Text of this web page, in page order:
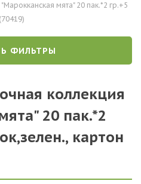
мята" 20 пак.*2 гр.+5
ФИЛЬТРЫ
коллекция
20 пак.*2
картон